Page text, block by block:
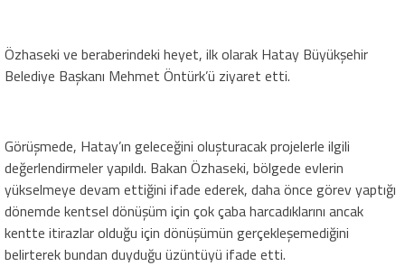
Özhaseki ve beraberindeki heyet, ilk olarak Hatay Büyükşehir
Belediye Başkanı Mehmet Öntürk’ü ziyaret etti.
Görüşmede, Hatay’ın geleceğini oluşturacak projelerle ilgili
değerlendirmeler yapıldı. Bakan Özhaseki, bölgede evlerin
yükselmeye devam ettiğini ifade ederek, daha önce görev yaptığı
dönemde kentsel dönüşüm için çok çaba harcadıklarını ancak
kentte itirazlar olduğu için dönüşümün gerçekleşemediğini
belirterek bundan duyduğu üzüntüyü ifade etti.